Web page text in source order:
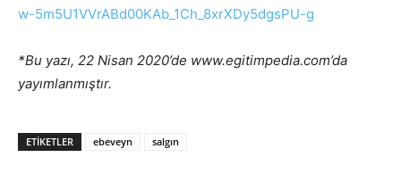
w-5m5U1VVrABd00KAb_1Ch_8xrXDy5dgsPU-g
*Bu yazı, 22 Nisan 2020’de www.egitimpedia.com’da
yayımlanmıştır.
ETIKETLER ebeveyn salgın